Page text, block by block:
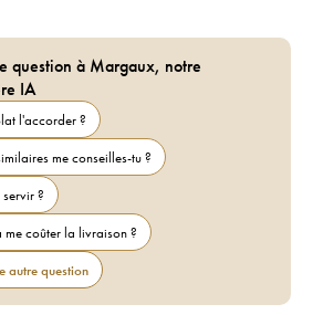
question à Margaux, notre
IA
l'accorder ?
me conseilles-tu ?
?
me coûter la livraison ?
autre question